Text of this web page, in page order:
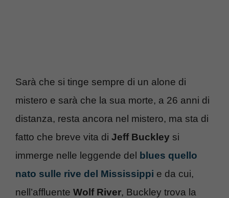
Sarà che si tinge sempre di un alone di
mistero e sarà che la sua morte, a 26 anni di
distanza, resta ancora nel mistero, ma sta di
fatto che breve vita di Jeff Buckley si
immerge nelle leggende del blues quello
nato sulle rive del Mississippi e da cui,
nell’affluente Wolf River, Buckley trova la